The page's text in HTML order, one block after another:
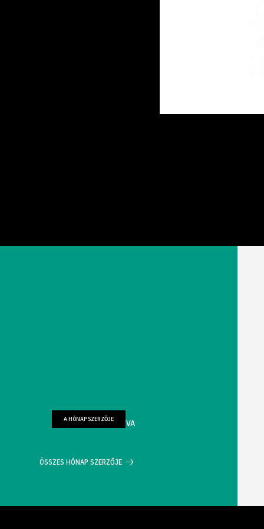
FARKAS WELLMANN ÉVA
A HÓNAP SZERZŐJE
ÖSSZES HÓNAP SZERZŐJE